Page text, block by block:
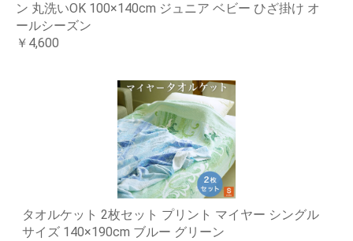
ン 丸洗いOK 100×140cm ジュニア ベビー ひざ掛け オ
ールシーズン
￥4,600
タオルケット 2枚セット プリント マイヤー シングル
サイズ 140×190cm ブルー グリーン